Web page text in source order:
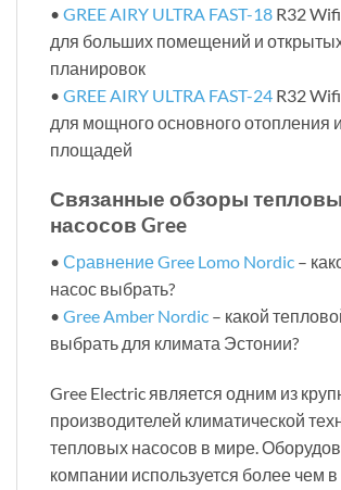
• GREE AIRY ULTRA FAST-18 R32
для больших помещений и
планировок
• GREE AIRY ULTRA FAST-24 R32
для мощного основного отопления
площадей
Связанные обзоры
насосов Gree
• Сравнение Gree Lomo Nordic –
насос выбрать?
• Gree Amber Nordic – какой
выбрать для климата Эстонии?
Gree Electric является одним из
производителей климатической
тепловых насосов в мире.
компании используется более чем